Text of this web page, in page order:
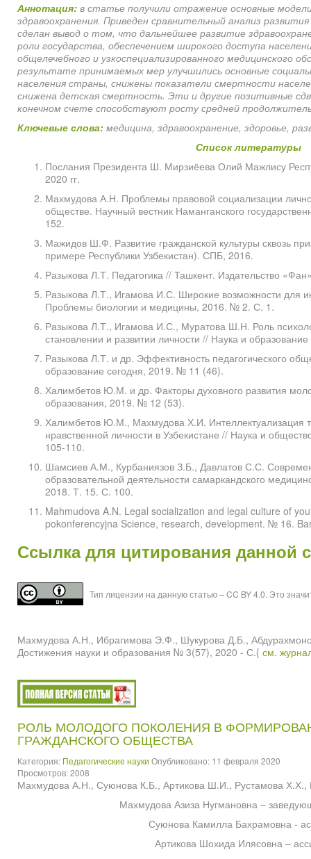
Аннотация: в статье получили отражение основные
здравоохранения. Приведен сравнительный анализ
сделан вывод о том, что дальнейшее развитие
роли государства, обеспечением широкого доступа
общелечебного и узкоспециализированного медицинского
результате принимаемых мер улучшились основные
населения страны, снижены показатели смертности
снижена детская смертность. Эти и другие позитивные
конечном счете способствуют росту средней
Ключевые слова: медицина, здравоохранение, здоровье,
Список литературы
Послания Президента Ш. Мирзиёева Олий Мажлису
2020 гг.
Махмудова А.Н. Проблемы правовой социализации
обществе. Научный вестник Наманганского
152.
Мажидов Ш.Ф. Развитие гражданской культуры сквозь
примере Республики Узбекистан). СПБ, 2016.
Разыкова Л.Т. Педагогика // Ташкент. Издательство
Разыкова Л.Т., Игамова И.С. Широкие возможности для
Проблемы биологии и медицины, 2016. № 2. С. 1.
Разыкова Л.Т., Игамова И.С., Муратова Ш.Н. Роль
становлении и развитии личности // Наука и
Разыкова Л.Т. и др. Эффективность педагогического
образование сегодня, 2019. № 11 (46).
Халимбетов Ю.М. и др. Факторы духовного развития
образования, 2019. № 12 (53).
Халимбетов Ю.М., Махмудова Х.И. Интеллектуализация
нравственной личности в Узбекистане // Наука и
105-110.
Шамсиев А.М., Курбаниязов З.Б., Давлатов С.С.
образовательной деятельности самаркандского
2018. Т. 15. С. 100.
Mahmudova A.N. Legal socialization and legal culture of
pokonferencyjna Science, research, development. № 16.
Ссылка для цитирования данной
Тип лицензии на данную статью – CC BY 4.0. Это
Махмудова А.Н., Ибрагимова Э.Ф., Шукурова Д.Б.,
Достижения науки и образования № 3(57), 2020 - С.{ см.
РОЛЬ МОЛОДОГО ПОКОЛЕНИЯ В
ГРАЖДАНСКОГО ОБЩЕСТВА
Категория: Педагогические науки Опубликовано: 11 февраля 2020
Просмотров: 2008
Махмудова А.Н., Суюнова К.Б., Артикова Ш.И., Рустамова
Махмудова Азиза Нугмановна –
Суюнова Камилла Бахрамовна -
Артикова Шохида Илясовна –